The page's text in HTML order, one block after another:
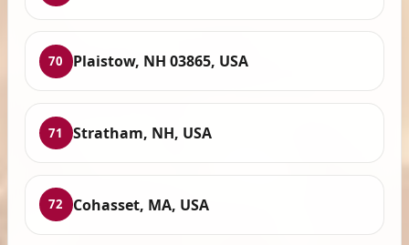
70 Plaistow, NH 03865, USA
71 Stratham, NH, USA
72 Cohasset, MA, USA